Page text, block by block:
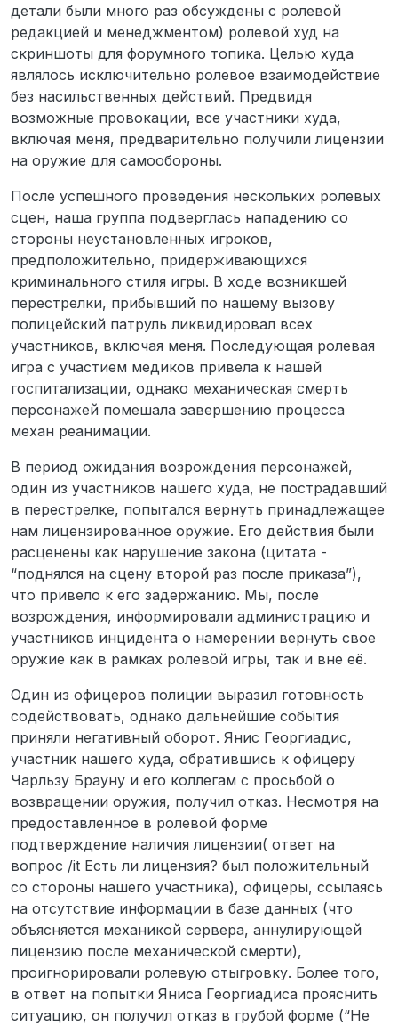
детали были много раз обсуждены с ролевой
редакцией и менеджментом) ролевой худ на
скриншоты для форумного топика. Целью худа
являлось исключительно ролевое взаимодействие
без насильственных действий. Предвидя
возможные провокации, все участники худа,
включая меня, предварительно получили лицензии
на оружие для самообороны.
После успешного проведения нескольких ролевых
сцен, наша группа подверглась нападению со
стороны неустановленных игроков,
предположительно, придерживающихся
криминального стиля игры. В ходе возникшей
перестрелки, прибывший по нашему вызову
полицейский патруль ликвидировал всех
участников, включая меня. Последующая ролевая
игра с участием медиков привела к нашей
госпитализации, однако механическая смерть
персонажей помешала завершению процесса
механ реанимации.
В период ожидания возрождения персонажей,
один из участников нашего худа, не пострадавший
в перестрелке, попытался вернуть принадлежащее
нам лицензированное оружие. Его действия были
расценены как нарушение закона (цитата -
“поднялся на сцену второй раз после приказа”),
что привело к его задержанию. Мы, после
возрождения, информировали администрацию и
участников инцидента о намерении вернуть свое
оружие как в рамках ролевой игры, так и вне её.
Один из офицеров полиции выразил готовность
содействовать, однако дальнейшие события
приняли негативный оборот. Янис Георгиадис,
участник нашего худа, обратившись к офицеру
Чарльзу Брауну и его коллегам с просьбой о
возвращении оружия, получил отказ. Несмотря на
предоставленное в ролевой форме
подтверждение наличия лицензии( ответ на
вопрос /it Есть ли лицензия? был положительный
со стороны нашего участника), офицеры, ссылаясь
на отсутствие информации в базе данных (что
объясняется механикой сервера, аннулирующей
лицензию после механической смерти),
проигнорировали ролевую отыгровку. Более того,
в ответ на попытки Яниса Георгиадиса прояснить
ситуацию, он получил отказ в грубой форме (“Не